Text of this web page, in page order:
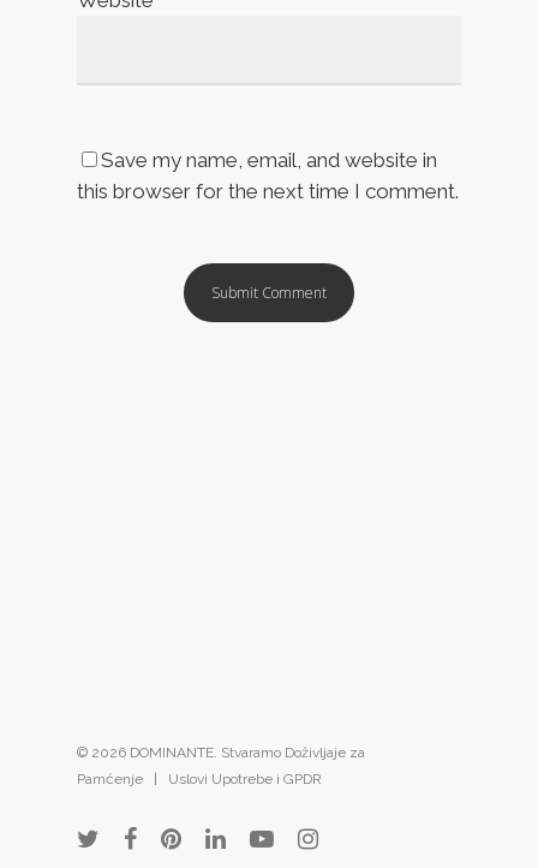
Save my name, email, and website in
this browser for the next time I comment.
© 2026 DOMINANTE. Stvaramo Doživljaje za
Pamćenje | Uslovi Upotrebe i GPDR